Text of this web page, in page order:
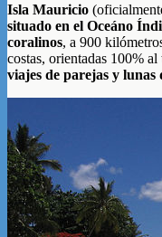
Isla Mauricio
situado en el Oceáno
coralinos, a 900
costas, orientadas 100%
viajes de parejas y lunas